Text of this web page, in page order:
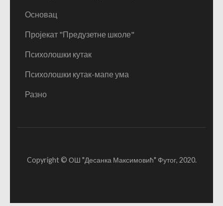
Основац
Пројекат "Предузетне школе"
Психолошки кутак
Психолошки кутак-мапе ума
Разно
Copyright © ОШ "Десанка Максимовић" Футог, 2020.